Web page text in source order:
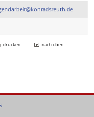
drucken nach oben